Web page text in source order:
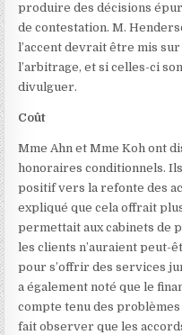
produire des décisions
de contestation. M.
l’accent devrait être mis
l’arbitrage, et si celles-ci
divulguer.
Coût
Mme Ahn et Mme Koh ont
honoraires conditionnels.
positif vers la refonte des
expliqué que cela offrait
permettait aux cabinets de
les clients n’auraient peut-
pour s’offrir des services
a également noté que le
compte tenu des
fait observer que les